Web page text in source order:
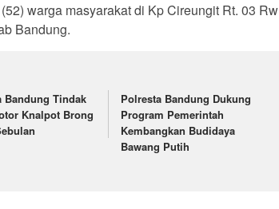
warga masyarakat di Kp Cireungit Rt. 03 Rw
Bandung.
Bandung Tindak
Knalpot Brong
Polresta Bandung Dukung
Program Pemerintah
Kembangkan Budidaya
Bawang Putih